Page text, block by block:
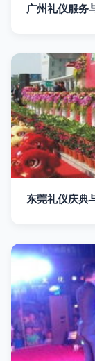
广州礼仪服务
东莞礼仪庆典